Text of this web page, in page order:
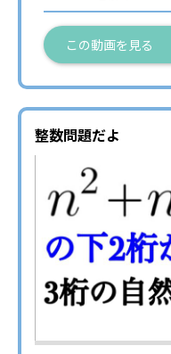
この動画を見る
整数問題だよ